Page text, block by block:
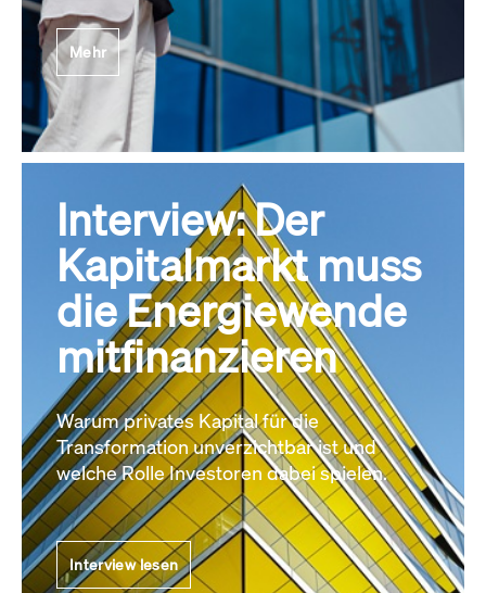
Mehr
Interview: Der
Kapitalmarkt muss
die Energiewende
mitfinanzieren
Warum privates Kapital für die
Transformation unverzichtbar ist und
welche Rolle Investoren dabei spielen.
Interview lesen